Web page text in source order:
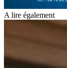
A lire également